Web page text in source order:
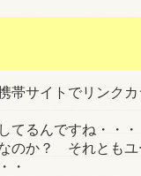
帯サイトでリンク
てるんですね・・・
のか？ それとも
・